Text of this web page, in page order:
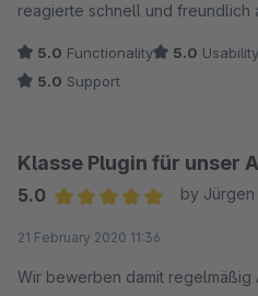
reagierte schnell und freundlich
5.0 Functionality 5.0 Usability
5.0 Support
Klasse Plugin für unser
5.0
by Jürgen
21 February 2020 11:36
Wir bewerben damit regelmäßig